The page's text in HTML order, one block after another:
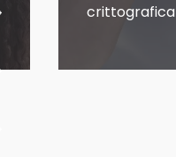
crittografica